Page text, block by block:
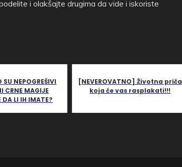
i olakšajte drugima da vide i iskoriste
NEPOGREŠIVI
CRNE MAGIJE
DA LI IH IMATE?
[NEVEROVATNO] Životna priča
koja će vas rasplakati!!!